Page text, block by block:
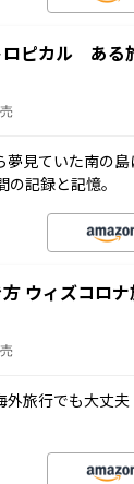
ロピカル あ
夢見ていた南の
の記録と記憶。
ウィズコロ
外旅行でも大丈